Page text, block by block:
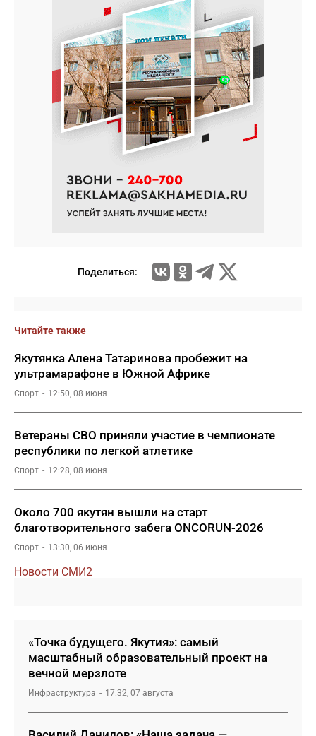
Поделиться:
Читайте также
Якутянка Алена Татаринова пробежит на
ультрамарафоне в Южной Африке
Спорт 12:50, 08 июня
Ветераны СВО приняли участие в чемпионате
республики по легкой атлетике
Спорт 12:28, 08 июня
Около 700 якутян вышли на старт
благотворительного забега ONCORUN-2026
Спорт 13:30, 06 июня
Новости СМИ2
«Точка будущего. Якутия»: самый
масштабный образовательный проект на
вечной мерзлоте
Инфраструктура 17:32, 07 августа